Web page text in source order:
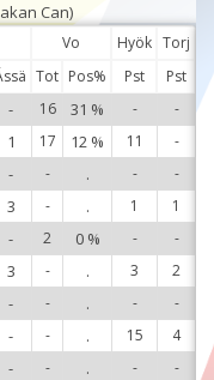
Can)
Vo Hyök Torj
Tot Pos% Pst Pst
- 16 31 % - -
1 17 12 % 11 -
- - . - -
3 - . 1 1
- 2 0 % - -
3 - . 3 2
- - . - -
- - . 15 4
- - . - -